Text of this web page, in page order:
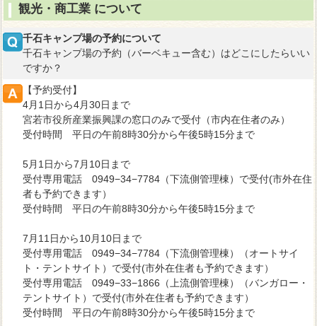
観光・商工業 について
千石キャンプ場の予約について
千石キャンプ場の予約（バーベキュー含む）はどこにしたらいい
ですか？
【予約受付】
4月1日から4月30日まで
宮若市役所産業振興課の窓口のみで受付（市内在住者のみ）
受付時間 平日の午前8時30分から午後5時15分まで
5月1日から7月10日まで
受付専用電話 0949−34−7784（下流側管理棟）で受付(市外在住
者も予約できます）
受付時間 平日の午前8時30分から午後5時15分まで
7月11日から10月10日まで
受付専用電話 0949−34−7784（下流側管理棟）（オートサイ
ト・テントサイト）で受付(市外在住者も予約できます）
受付専用電話 0949−33−1866（上流側管理棟）（バンガロー・
テントサイト）で受付(市外在住者も予約できます）
受付時間 平日の午前8時30分から午後5時15分まで